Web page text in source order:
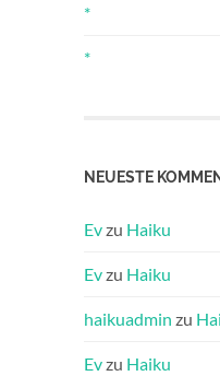
*
*
NEUESTE
Evzu Haiku
Evzu Haiku
haikuadmin zu
Evzu Haiku